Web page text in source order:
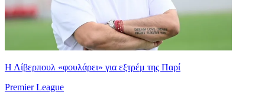
Η Λίβερπουλ «φουλάρει» για εξτρέμ της Παρί
Premier League